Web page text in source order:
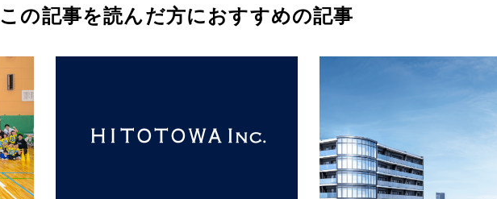
この記事を読んだ方におすすめの記事